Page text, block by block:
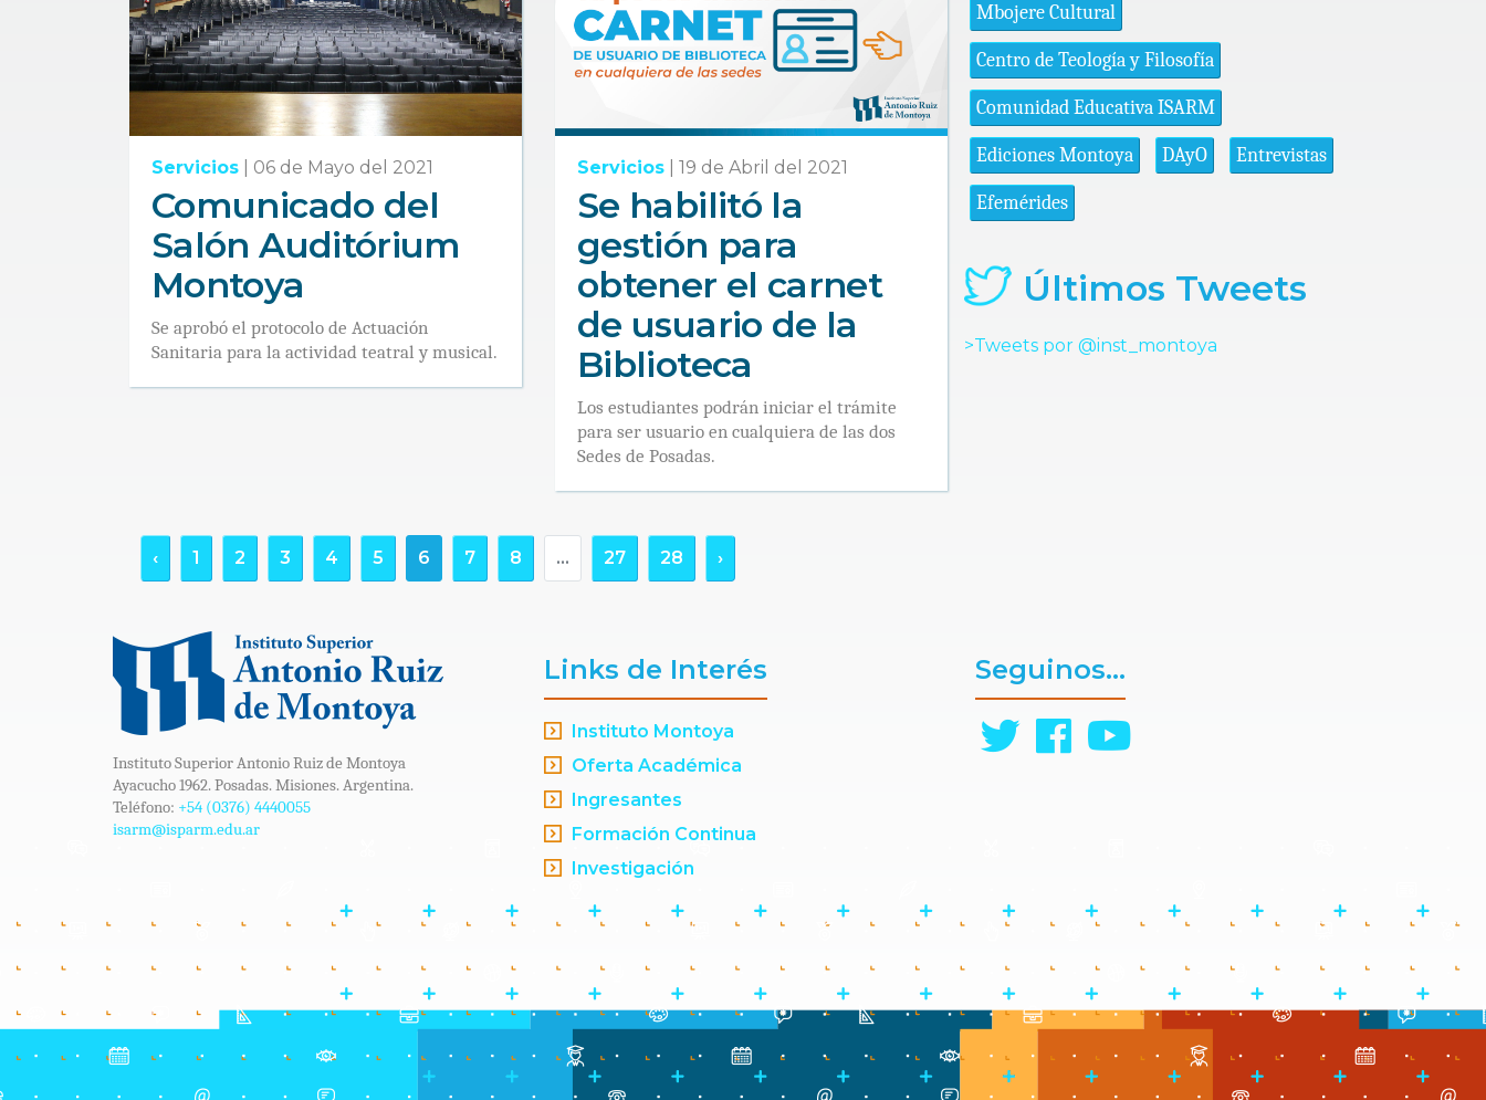
Servicios 06 de Mayo del 2021
Comunicado del
Salón Auditórium
Montoya
Se aprobó el protocolo de Actuación
Sanitaria para la actividad teatral y musical.
Servicios 19 de Abril del 2021
Se habilitó la
gestión para
obtener el carnet
de usuario de la
Biblioteca
Los estudiantes podrán iniciar el trámite
para ser usuario en cualquiera de las dos
Sedes de Posadas.
‹ 1 2 3 4 5 6 7 8 ... 27 28 ›
Mbojere Cultural
Centro de Teología y Filosofía
Comunidad Educativa ISARM
Ediciones Montoya DAyO Entrevistas
Efemérides
Últimos Tweets
>Tweets por @inst_montoya
Links de Interés
Instituto Montoya
Oferta Académica
Ingresantes
Formación Continua
Investigación
Seguinos...
Instituto Superior Antonio Ruiz de Montoya
Ayacucho 1962. Posadas. Misiones. Argentina.
Teléfono: +54 (0376) 4440055
isarm@isparm.edu.ar